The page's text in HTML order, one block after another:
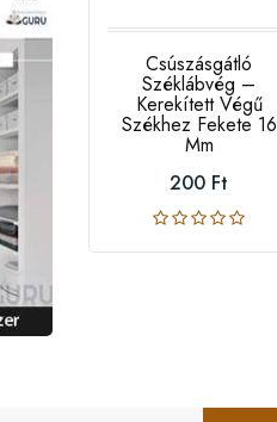
Csúszásgátló
Széklábvég –
Kerekített Végű
Székhez Fekete 16
Mm
200 Ft